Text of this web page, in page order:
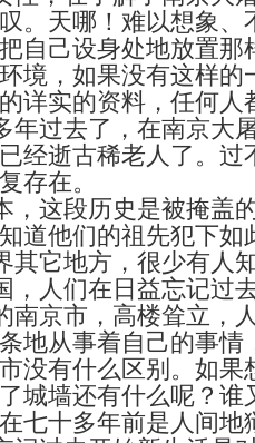
。天哪！难以想象、
自己设身处地放置那
境，如果没有这样的
详实的资料，任何人
年过去了，在南京大
经逝古稀老人了。过
存在。
，这段历史是被掩盖
道他们的祖先犯下如
其它地方，很少有人
，人们在日益忘记过
南京市，高楼耸立，
地从事着自己的事情
没有什么区别。如果
城墙还有什么呢？谁
七十多年前是人间地